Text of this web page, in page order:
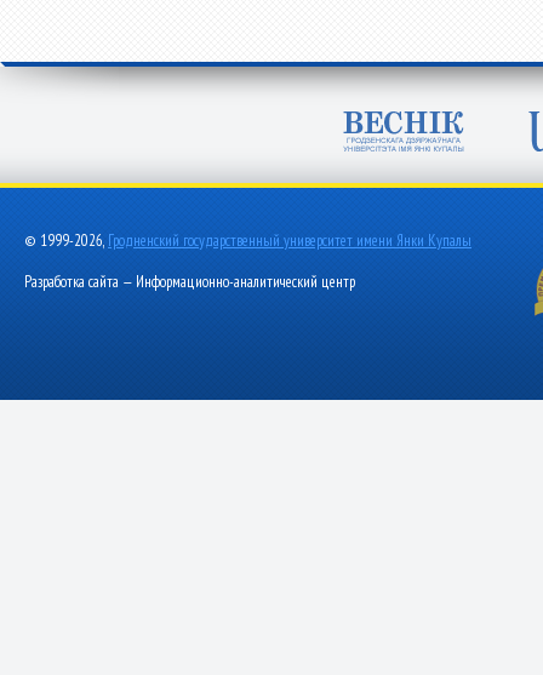
© 1999-2026, Гродненский государственный университет имени Янки Купалы
Разработка сайта — Информационно-аналитический центр